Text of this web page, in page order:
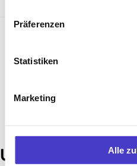
Präferenzen
Statistiken
Marketing
Alle
Unsere Top